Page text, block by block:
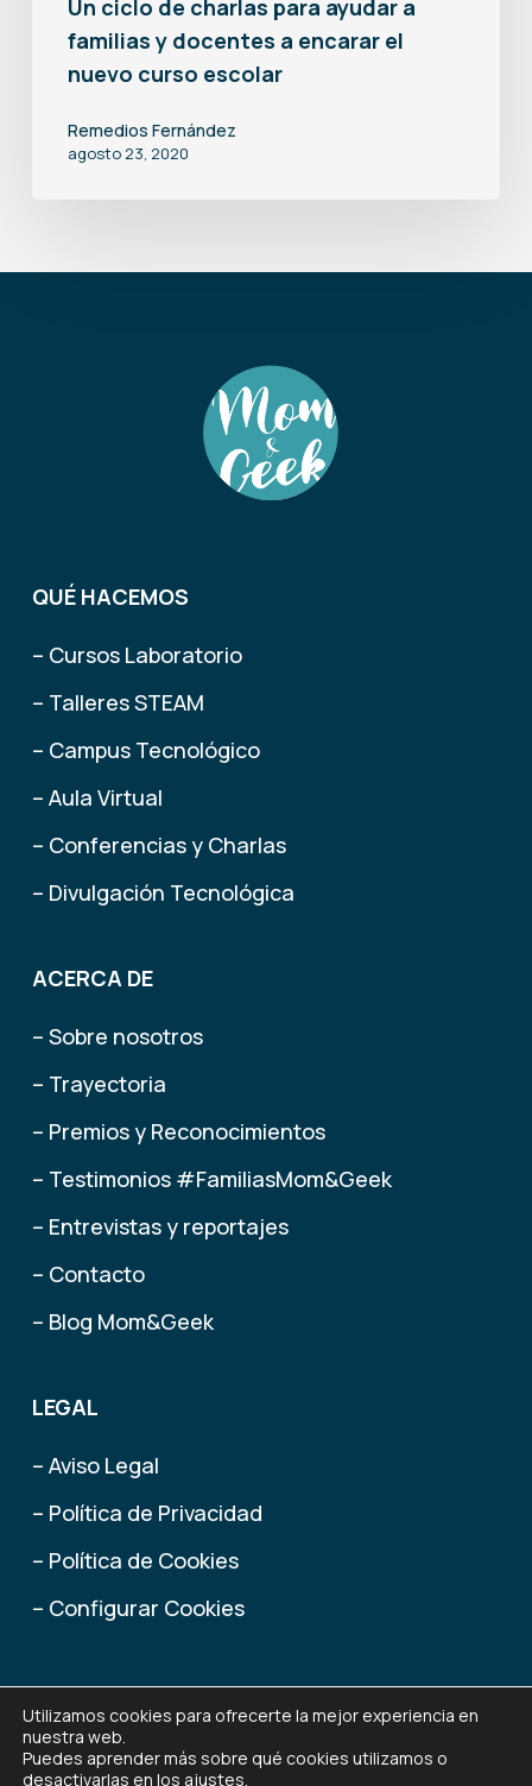
nuevo
escolar
Un ciclo de charlas para ayudar a
familias y docentes a encarar el
nuevo curso escolar
Remedios Fernández
agosto 23, 2020
QUÉ HACEMOS
– Cursos Laboratorio
– Talleres STEAM
– Campus Tecnológico
– Aula Virtual
– Conferencias y Charlas
– Divulgación Tecnológica
ACERCA DE
– Sobre nosotros
– Trayectoria
– Premios y Reconocimientos
– Testimonios #FamiliasMom&Geek
– Entrevistas y reportajes
– Contacto
– Blog Mom&Geek
LEGAL
– Aviso Legal
– Política de Privacidad
– Política de Cookies
– Configurar Cookies
2015 - 2025 Mom&Geek
Fernández)
Utilizamos cookies para ofrecerte la mejor experiencia en
nuestra web.
Puedes aprender más sobre qué cookies utilizamos o
desactivarlas en los ajustes.